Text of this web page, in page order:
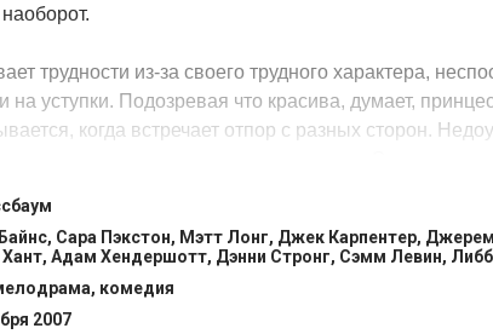
трудности из-за своего трудного характера,
на уступки. Подозревая что красива, думает,
когда встречает отпор с разных сторон.
не видят ее красоту и сексуальность. Это и есть
Сара Пэкстон, Мэтт Лонг, Джек Карпентер,
Хант, Адам Хендершотт, Дэнни Стронг, Сэмм Левин,
комедия
2007